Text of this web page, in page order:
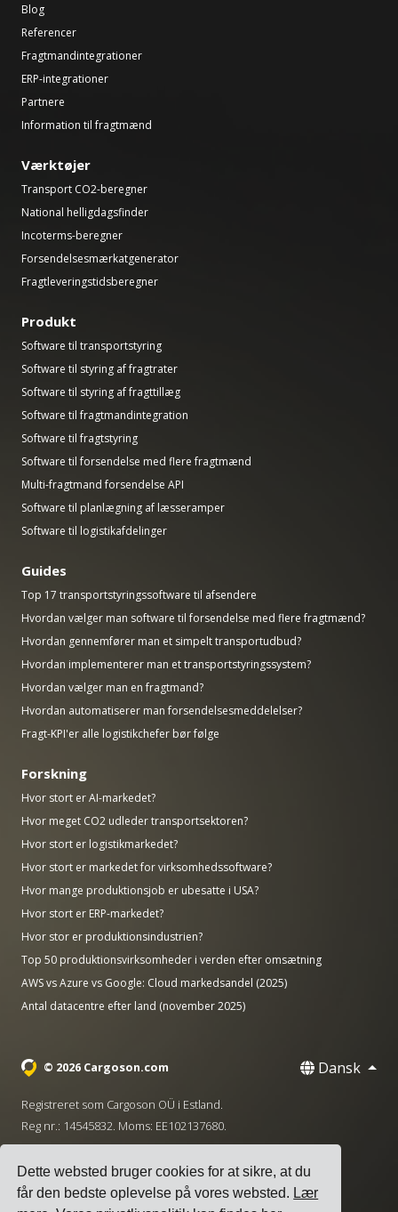
Dette websted bruger cookies for at sikre, at du
får den bedste oplevelse på vores websted. Lær
Blog
Referencer
Fragtmandintegrationer
ERP-integrationer
Partnere
Information til fragtmænd
Værktøjer
Transport CO2-beregner
National helligdagsfinder
Incoterms-beregner
Forsendelsesmærkatgenerator
Fragtleveringstidsberegner
Produkt
Software til transportstyring
Software til styring af fragtrater
Software til styring af fragttillæg
Software til fragtmandintegration
Software til fragtstyring
Software til forsendelse med flere fragtmænd
Multi-fragtmand forsendelse API
Software til planlægning af læsseramper
Software til logistikafdelinger
Guides
Top 17 transportstyringssoftware til afsendere
Hvordan vælger man software til forsendelse med flere fragtmænd?
Hvordan gennemfører man et simpelt transportudbud?
Hvordan implementerer man et transportstyringssystem?
Hvordan vælger man en fragtmand?
Hvordan automatiserer man forsendelsesmeddelelser?
Fragt-KPI'er alle logistikchefer bør følge
Forskning
Hvor stort er AI-markedet?
Hvor meget CO2 udleder transportsektoren?
Hvor stort er logistikmarkedet?
Hvor stort er markedet for virksomhedssoftware?
Hvor mange produktionsjob er ubesatte i USA?
Hvor stort er ERP-markedet?
Hvor stor er produktionsindustrien?
Top 50 produktionsvirksomheder i verden efter omsætning
AWS vs Azure vs Google: Cloud markedsandel (2025)
Antal datacentre efter land (november 2025)
© 2026 Cargoson.com Dansk
Registreret som Cargoson OÜ i Estland.
Reg nr.: 14545832. Moms: EE102137680.
+372 5555 0028 · hello@cargoson.com